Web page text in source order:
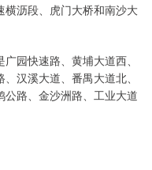
沥段、虎门大桥和南沙大
园快速路、黄埔大道西、
汉溪大道、番禺大道北、
路、金沙洲路、工业大道